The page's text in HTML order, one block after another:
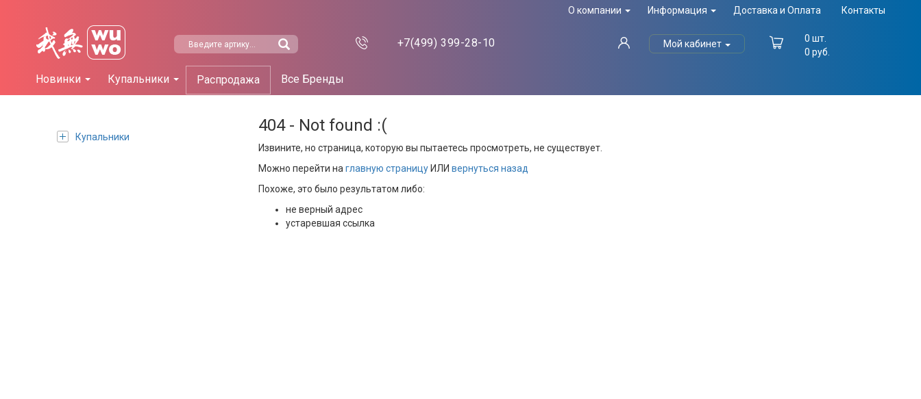
О компании Информация Доставка и Оплата Контакты
+7(499) 399-28-10 Мой кабинет
0 шт.
0 руб.
Новинки Купальники Распродажа Все Бренды
Купальники
404 - Not found :(
Извините, но страница, которую вы пытаетесь просмотреть, не существует.
Можно перейти на главную страницу ИЛИ вернуться назад
Похоже, это было результатом либо:
не верный адрес
устаревшая ссылка